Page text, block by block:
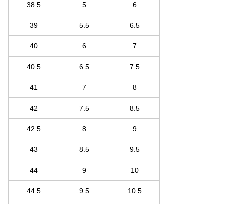
38.5 5 6
39 5.5 6.5
40 6 7
40.5 6.5 7.5
41 7 8
42 7.5 8.5
42.5 8 9
43 8.5 9.5
44 9 10
44.5 9.5 10.5